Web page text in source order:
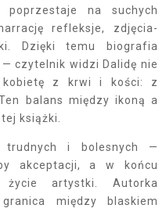
na suchych
refleksje, zdjęcia-
Dzięki temu biografia
czytelnik widzi Dalidę nie
kobietę z krwi i kości: z
balans między ikoną a
książki.
trudnych i bolesnych —
akceptacji, a w końcu
życie artystki. Autorka
między blaskiem